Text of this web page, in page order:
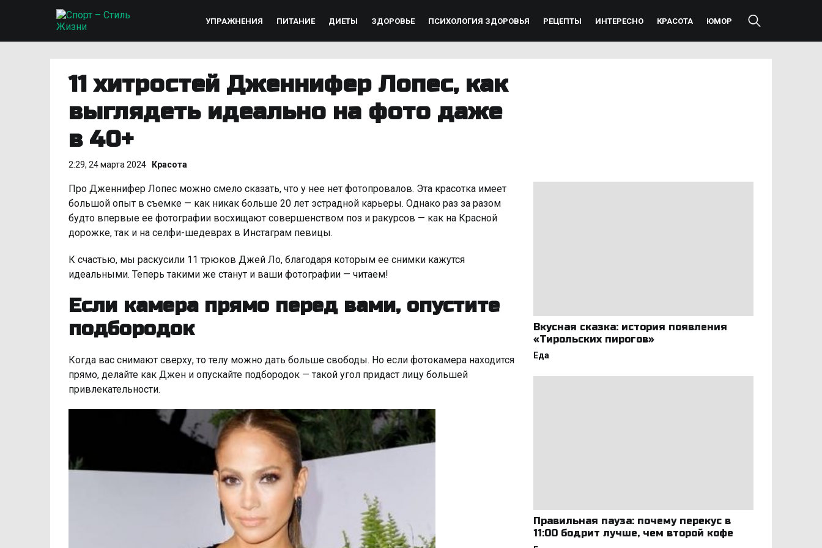
УПРАЖНЕНИЯ ПИТАНИЕ ДИЕТЫ ЗДОРОВЬЕ ПСИХОЛОГИЯ ЗДОРОВЬЯ РЕЦЕПТЫ ИНТЕРЕСНО КРАСОТА ЮМОР
11 хитростей Дженнифер Лопес, как
выглядеть идеально на фото даже
в 40+
2:29, 24 марта 2024 Красота
Про Дженнифер Лопес можно смело сказать, что у нее нет фотопровалов. Эта красотка имеет
большой опыт в съемке — как никак больше 20 лет эстрадной карьеры. Однако раз за разом
будто впервые ее фотографии восхищают совершенством поз и ракурсов — как на Красной
дорожке, так и на селфи-шедеврах в Инстаграм певицы.
К счастью, мы раскусили 11 трюков Джей Ло, благодаря которым ее снимки кажутся
идеальными. Теперь такими же станут и ваши фотографии — читаем!
Если камера прямо перед вами, опустите
подбородок
Когда вас снимают сверху, то телу можно дать больше свободы. Но если фотокамера находится
прямо, делайте как Джен и опускайте подбородок — такой угол придаст лицу большей
привлекательности.
Вкусная сказка: история появления
«Тирольских пирогов»
Еда
Правильная пауза: почему перекус в
11:00 бодрит лучше, чем второй кофе